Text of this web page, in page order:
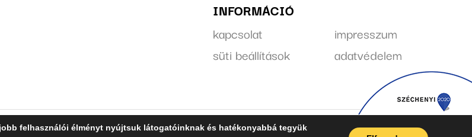
INFORMÁCIÓ
kapcsolat
impresszum
süti beállítások
adatvédelem
felhasználói élményt nyújtsuk látogatóinknak és hatékonyabbá tegyük